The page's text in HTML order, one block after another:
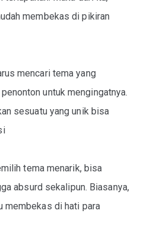
membekas di pikiran
mencari tema yang
untuk mengingatnya.
sesuatu yang unik bisa
tema menarik, bisa
absurd sekalipun. Biasanya,
membekas di hati para